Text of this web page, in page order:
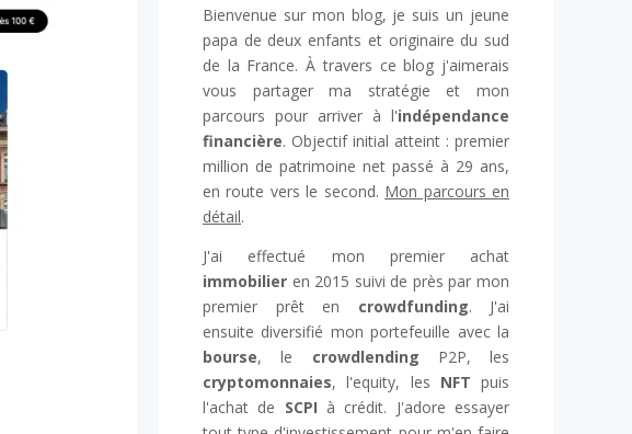
Bienvenue sur mon blog, je suis un jeune
papa de deux enfants et originaire du sud
de la France. À travers ce blog j'aimerais
vous partager ma stratégie et mon
parcours pour arriver à l'indépendance
financière. Objectif initial atteint : premier
million de patrimoine net passé à 29 ans,
en route vers le second. Mon parcours en
détail.
J'ai effectué mon premier achat
immobilier en 2015 suivi de près par mon
premier prêt en crowdfunding. J'ai
ensuite diversifié mon portefeuille avec la
bourse, le crowdlending P2P, les
cryptomonnaies, l'equity, les NFT puis
l'achat de SCPI à crédit. J'adore essayer